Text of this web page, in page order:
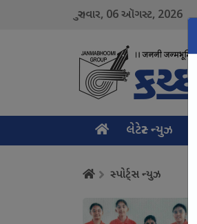
ગુરુવાર, 06ઑગસ્ટ, 2026
લેટેસ્ટ ન્યુઝ
સ્પોર્ટ્સ ન્યુઝ